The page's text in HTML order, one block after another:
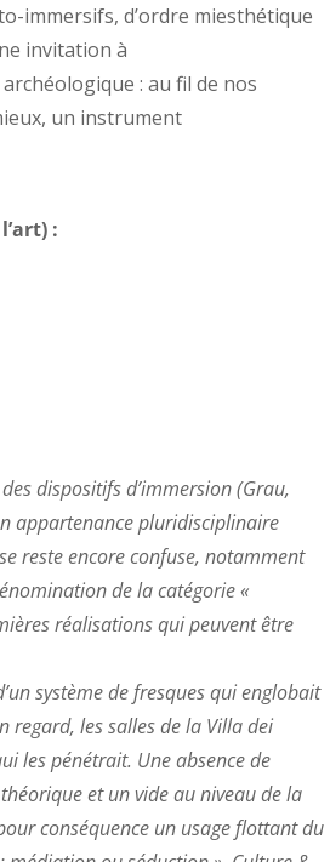
immersifs, d’ordre miesthétique
invitation à
: au fil de nos
un instrument
:
dispositifs d’immersion (Grau,
appartenance pluridisciplinaire
reste encore confuse, notamment
de la catégorie «
réalisations qui peuvent être
système de fresques qui englobait
regard, les salles de la Villa dei
les pénétrait. Une absence de
et un vide au niveau de la
conséquence un usage flottant du